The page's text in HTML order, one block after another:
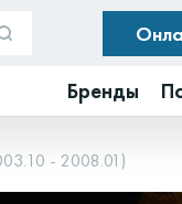
Бренды
- 2008.01)